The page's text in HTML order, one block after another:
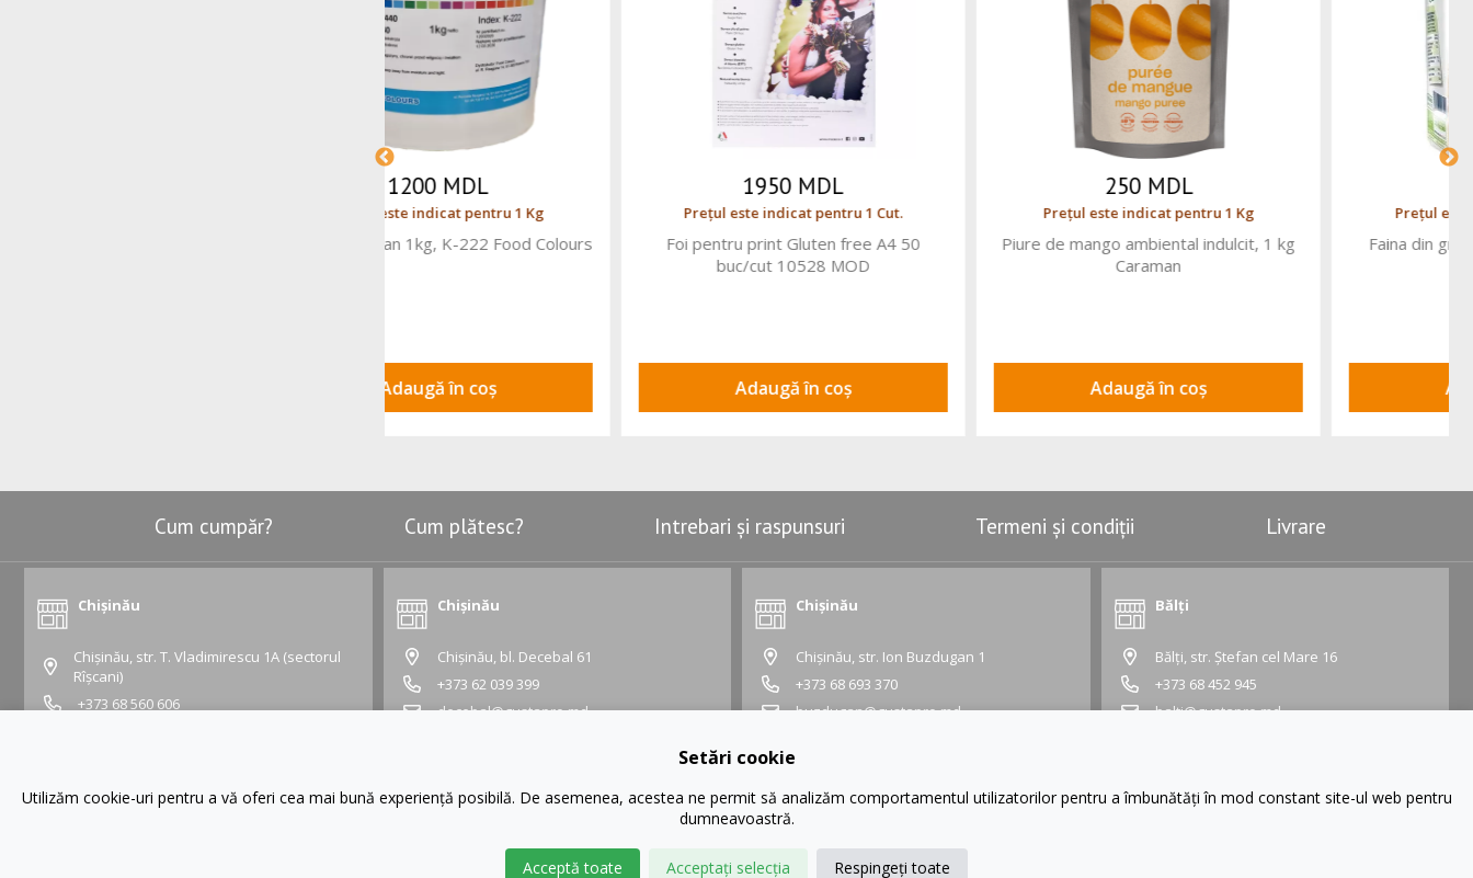
Prețul este indicat pentru 1 Kg
Piure de mango ambiental indulcit, 1 kg
Prețul este indicat pentru 1 Buc
Faina din grau tanar BIO 1kg, Molino
Prețul este indicat pentru 1 Buc
Piure de fructul pasiunii ambiental, 1 kg
Cum cumpăr? Cum plătesc? Intrebari și raspunsuri Termeni și condiții Livrare
Chișinău
Chișinău, str. T. Vladimirescu 1A (sectorul
Rîșcani)
+373 68 560 606
Lu - Vi:
09:00 - 19:00
Sâ - Du:10:00 - 16:00
Chișinău
Chișinău, bl. Decebal 61
+373 62 039 399
decebal@gustapro.md
Sâ - Du:10:00 - 16:00
Chișinău
Chișinău, str. Ion Buzdugan 1
+373 68 693 370
buzdugan@gustapro.md
Grafic:
Lu - Vi:
Sâ - Du: 10:00 - 16:00
Bălți
Bălți, str. Ștefan cel Mare 16
+373 68 452 945
balti@gustapro.md
Sâ - Du:
10:00 - 16:00
Setări cookie
Utilizăm cookie-uri pentru a vă oferi cea mai bună experiență posibilă. De asemenea, acestea ne permit să analizăm comportamentul utilizatorilor pentru a îmbunătăți în mod constant site-ul web pentru
dumneavoastră.
Acceptă toate Acceptați selecția Respingeți toate